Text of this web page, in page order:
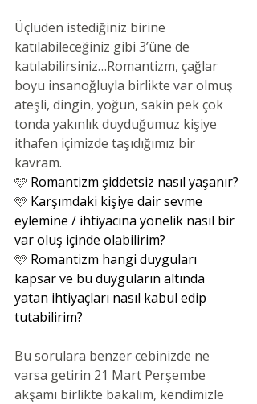
Üçlüden istediğiniz birine
katılabileceğiniz gibi 3’üne de
katılabilirsiniz…Romantizm, çağlar
boyu insanoğluyla birlikte var olmuş
ateşli, dingin, yoğun, sakin pek çok
tonda yakınlık duyduğumuz kişiye
ithafen içimizde taşıdığımız bir
kavram.
🩵 Romantizm şiddetsiz nasıl yaşanır?
🩵 Karşımdaki kişiye dair sevme
eylemine / ihtiyacına yönelik nasıl bir
var oluş içinde olabilirim?
🩵 Romantizm hangi duyguları
kapsar ve bu duyguların altında
yatan ihtiyaçları nasıl kabul edip
tutabilirim?
Bu sorulara benzer cebinizde ne
varsa getirin 21 Mart Perşembe
akşamı birlikte bakalım, kendimizle